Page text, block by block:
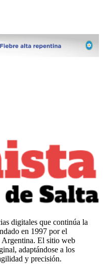
digitales que continúa la
en 1997 por el
Argentina. El sitio web
adaptándose a los
y precisión.